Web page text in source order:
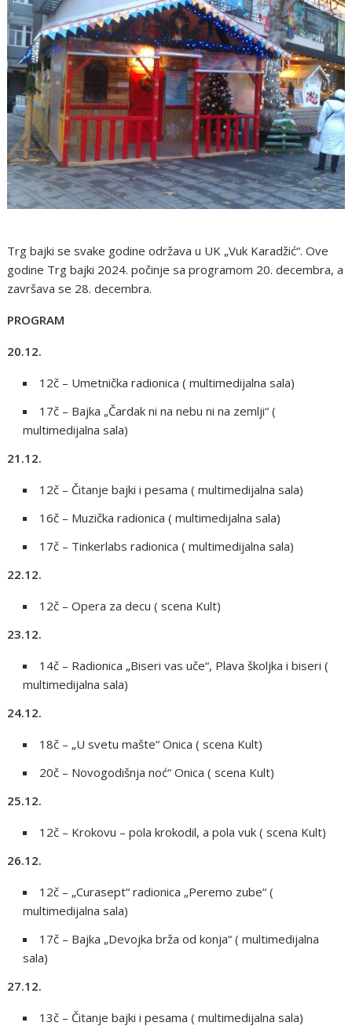
Trg bajki se svake godine održava u UK „Vuk Karadžić“. Ove
godine Trg bajki 2024. počinje sa programom 20. decembra, a
završava se 28. decembra.
PROGRAM
20.12.
12č – Umetnička radionica ( multimedijalna sala)
17č – Bajka „Čardak ni na nebu ni na zemlji“ (
multimedijalna sala)
21.12.
12č – Čitanje bajki i pesama ( multimedijalna sala)
16č – Muzička radionica ( multimedijalna sala)
17č – Tinkerlabs radionica ( multimedijalna sala)
22.12.
12č – Opera za decu ( scena Kult)
23.12.
14č – Radionica „Biseri vas uče“, Plava školjka i biseri (
multimedijalna sala)
24.12.
18č – „U svetu mašte“ Onica ( scena Kult)
20č – Novogodišnja noć“ Onica ( scena Kult)
25.12.
12č – Krokovu – pola krokodil, a pola vuk ( scena Kult)
26.12.
12č – „Curasept“ radionica „Peremo zube“ (
multimedijalna sala)
17č – Bajka „Devojka brža od konja“ ( multimedijalna
sala)
27.12.
13č – Čitanje bajki i pesama ( multimedijalna sala)